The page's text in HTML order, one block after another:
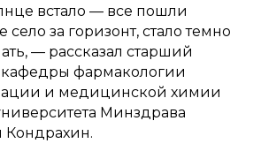
встало — все пошли
село за горизонт, стало темно
— рассказал старший
кафедры фармакологии
и медицинской химии
Минздрава